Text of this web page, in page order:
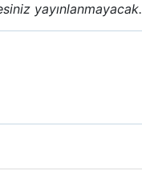
yayınlanmayacak.